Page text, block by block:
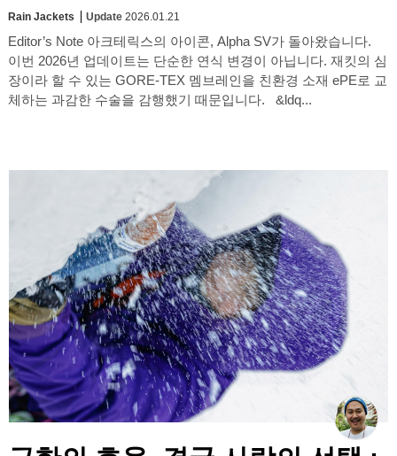
Rain Jackets Update 2026.01.21
Editor’s Note 아크테릭스의 아이콘, Alpha SV가 돌아왔습니다.
이번 2026년 업데이트는 단순한 연식 변경이 아닙니다. 재킷의 심
장이라 할 수 있는 GORE-TEX 멤브레인을 친환경 소재 ePE로 교
체하는 과감한 수술을 감행했기 때문입니다. &ldq...